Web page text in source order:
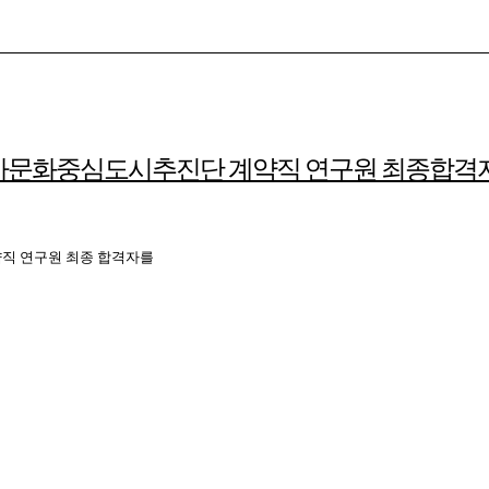
문화중심도시추진단 계약직 연구원 최종합격
연구원 최종 합격자를